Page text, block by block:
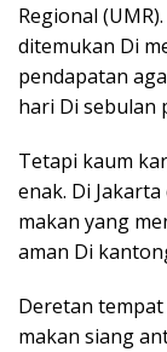
Regional
ditemukan Di
pendapatan
hari Di sebulan
Tetapi kaum
enak. Di
makan yang
aman Di
Deretan
makan siang